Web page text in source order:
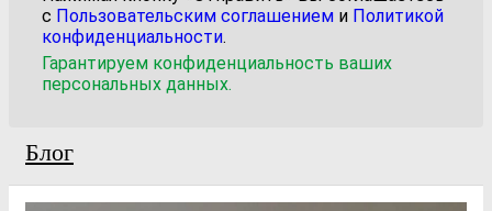
с Пользовательским соглашением и Политикой
конфиденциальности.
Гарантируем конфиденциальность ваших
персональных данных.
Блог